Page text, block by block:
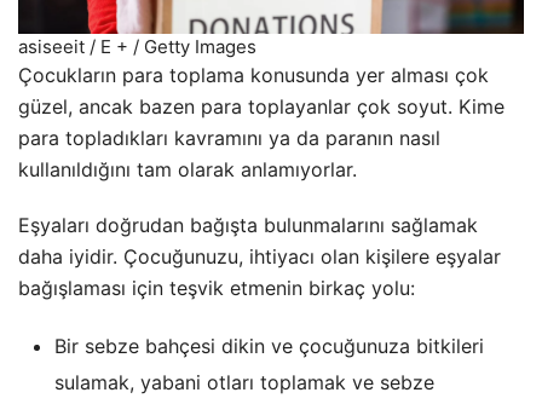
asiseeit / E + / Getty Images
Çocukların para toplama konusunda yer alması çok
güzel, ancak bazen para toplayanlar çok soyut. Kime
para topladıkları kavramını ya da paranın nasıl
kullanıldığını tam olarak anlamıyorlar.
Eşyaları doğrudan bağışta bulunmalarını sağlamak
daha iyidir. Çocuğunuzu, ihtiyacı olan kişilere eşyalar
bağışlaması için teşvik etmenin birkaç yolu:
Bir sebze bahçesi dikin ve çocuğunuza bitkileri
sulamak, yabani otları toplamak ve sebze